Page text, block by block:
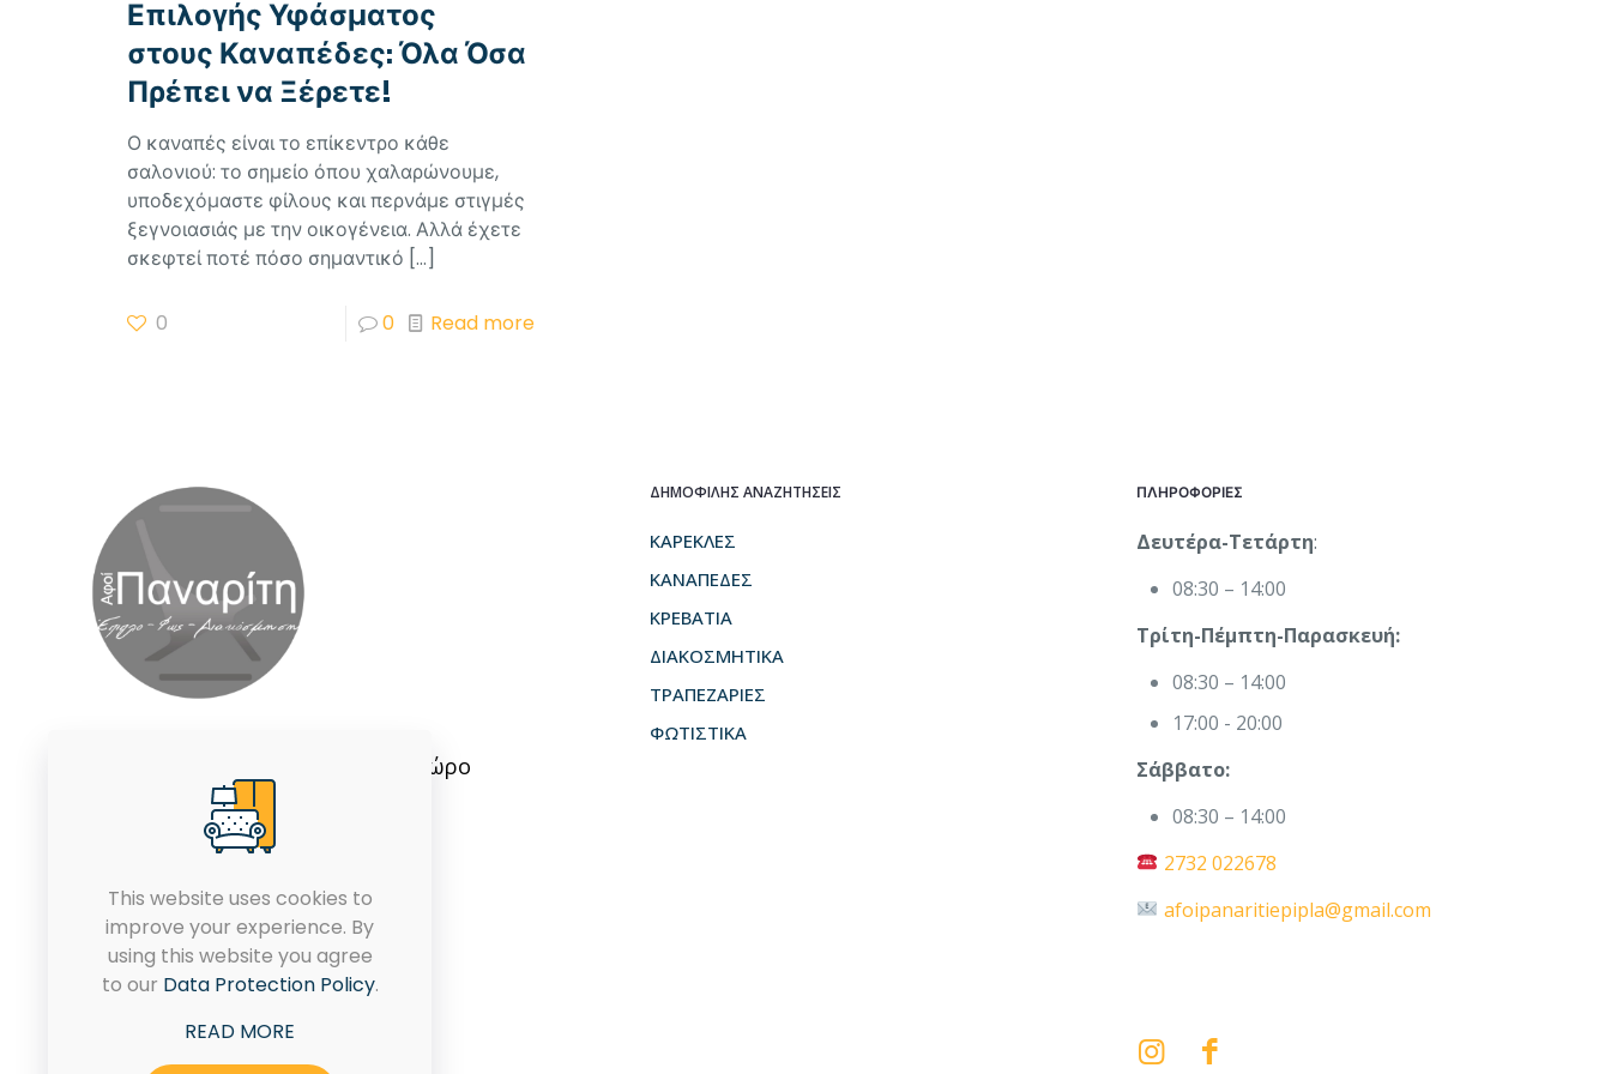
Επιλογής Υφάσματος
στους Καναπέδες: Όλα Όσα
Πρέπει να Ξέρετε!
Ο καναπές είναι το επίκεντρο κάθε
σαλονιού: το σημείο όπου χαλαρώνουμε,
υποδεχόμαστε φίλους και περνάμε στιγμές
ξεγνοιασιάς με την οικογένεια. Αλλά έχετε
σκεφτεί ποτέ πόσο σημαντικό […]
0 0 Read more
Εμπιστοσύνη και ποιότητα στο χώρο
του επίπλου από το 1986.
ΔΗΜΟΦΙΛΗΣ ΑΝΑΖΗΤΗΣΕΙΣ
ΚΑΡΕΚΛΕΣ
ΚΑΝΑΠΕΔΕΣ
ΚΡΕΒΑΤΙΑ
ΔΙΑΚΟΣΜΗΤΙΚΑ
ΤΡΑΠΕΖΑΡΙΕΣ
ΦΩΤΙΣΤΙΚΑ
ΠΛΗΡΟΦΟΡΙΕΣ
Δευτέρα-Τετάρτη:
08:30 – 14:00
Τρίτη-Πέμπτη-Παρασκευή:
08:30 – 14:00
17:00 - 20:00
Σάββατο:
08:30 – 14:00
2732 022678
afoipanaritiepipla@gmail.com
This website uses cookies to
improve your experience. By
using this website you agree
to our Data Protection Policy.
READ MORE